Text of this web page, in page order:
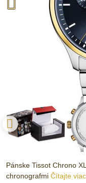
Pánske Tissot Chrono
chronografmi Čítajte viac